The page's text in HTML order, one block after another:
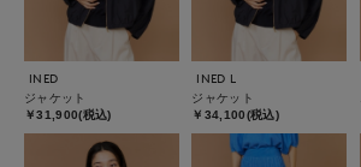
INED
ジャケット
￥31,900(税込)
INED L
ジャケット
￥34,100(税込)